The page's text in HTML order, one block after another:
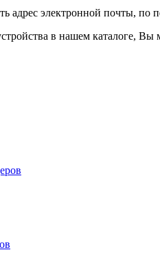
адрес электронной почты,
в нашем каталоге, Вы